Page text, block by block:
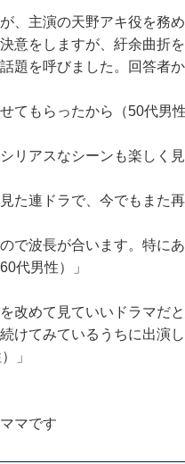
、主演の天野アキ役を務
意をしますが、紆余曲折
題を呼びました。回答者
てもらったから（50代男性
リアスなシーンも楽しく
た連ドラで、今でもまた
で波長が合います。特に
代男性）」
改めて見ていいドラマだ
けてみているうちに出演
」
マです